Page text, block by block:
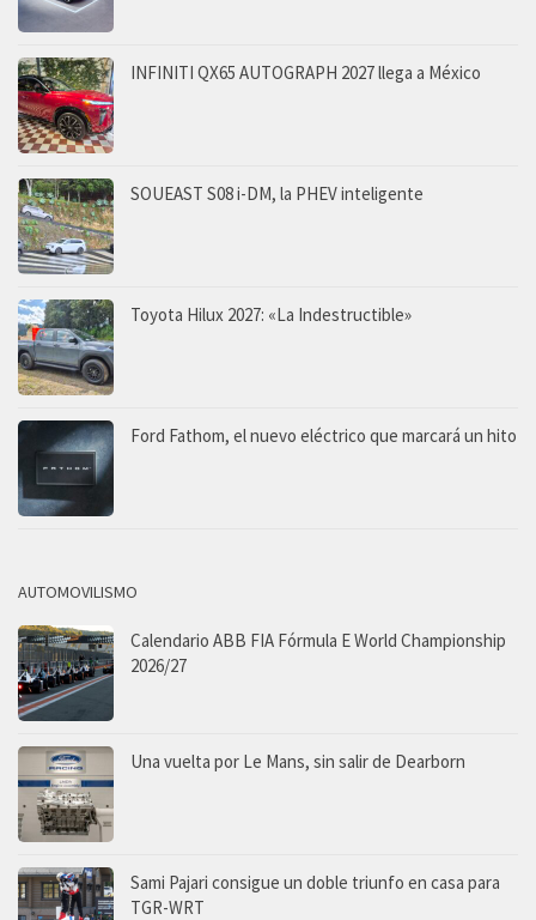
INFINITI QX65 AUTOGRAPH 2027 llega a México
SOUEAST S08 i-DM, la PHEV inteligente
Toyota Hilux 2027: «La Indestructible»
Ford Fathom, el nuevo eléctrico que marcará un hito
AUTOMOVILISMO
Calendario ABB FIA Fórmula E World Championship
2026/27
Una vuelta por Le Mans, sin salir de Dearborn
Sami Pajari consigue un doble triunfo en casa para
TGR-WRT